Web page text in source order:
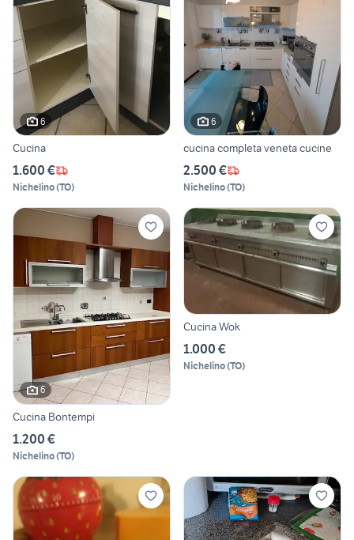
6
Cucina
1.600 €
Nichelino(TO)
6
cucina completa veneta cucine
2.500 €
Nichelino(TO)
6
Cucina Bontempi
1.200 €
Nichelino(TO)
Cucina Wok
1.000 €
Nichelino(TO)